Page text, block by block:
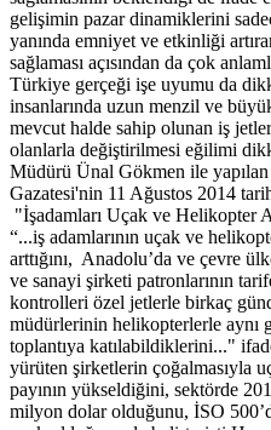
gelişimin pazar dinamiklerini
yanında emniyet ve etkinliği
sağlaması açısından da çok
Türkiye gerçeği işe uyumu da
insanlarında uzun menzil ve
mevcut halde sahip olunan iş
olanlarla değiştirilmesi eğilimi
Müdürü Ünal Gökmen ile
Gazatesi'nin 11 Ağustos 2014
"İşadamları Uçak ve Helikopter
“...iş adamlarının uçak ve
arttığını, Anadolu’da ve çevre
ve sanayi şirketi patronlarının
kontrolleri özel jetlerle birkaç
müdürlerinin helikopterlerle aynı
toplantıya katılabildiklerini..."
yürüten şirketlerin çoğalmasıyla
payının yükseldiğini, sektörde
milyon dolar olduğunu, İSO